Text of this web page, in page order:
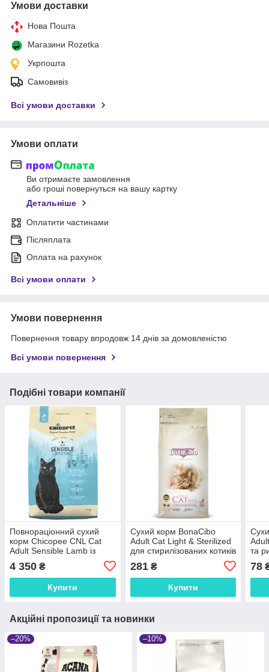
Умови доставки
Нова Пошта
Магазини Rozetka
Укрпошта
Самовивіз
Всі умови доставки
Умови оплати
Ви отримаєте замовлення
або гроші повернуться на вашу картку
Детальніше
Оплатити частинами
Післяплата
Оплата на рахунок
Всі умови оплати
Умови повернення
Повернення товару впродовж 14 днів за домовленістю
Всі умови повернення
Подібні товари компанії
Повнораціонний сухий
корм Chicopee CNL Cat
Adult Sensible Lamb із
дорослих котів, 15 кг
4 350 ₴
Купити
Сухий корм BonaCibo
Adult Cat Light & Sterilized
для стирилізованих котиків
анчоусом та рисом на
вагу
281₴
Купити
та
78
Акційні пропозиції та новинки
–20% –10%